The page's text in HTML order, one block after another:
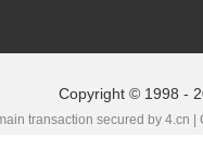
Copyright © 1998 -
transaction secured by 4.cn